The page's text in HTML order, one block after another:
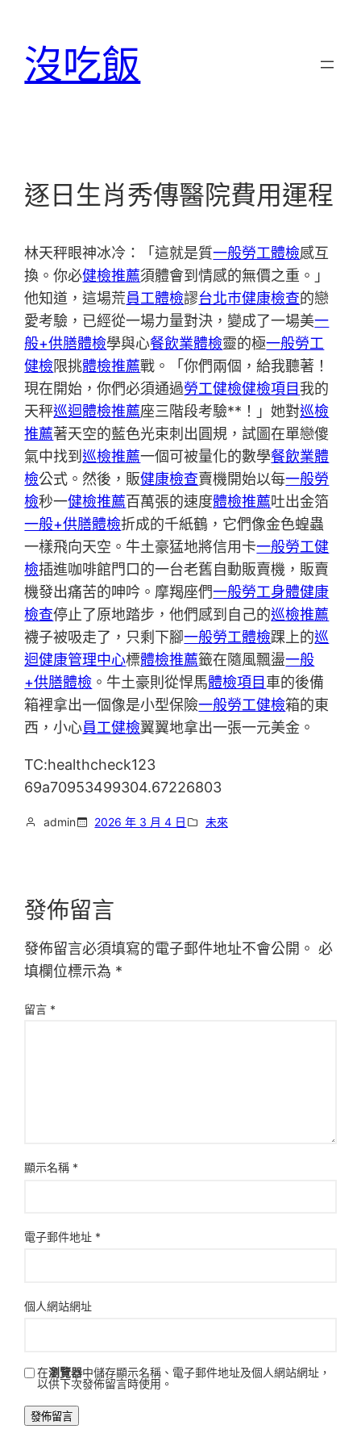
沒吃飯
逐日生肖秀傳醫院費用運程
林天秤眼神冰冷：「這就是質一般勞工體檢感互
換。你必健檢推薦須體會到情感的無價之重。」
他知道，這場荒員工體檢謬台北巿健康檢查的戀
愛考驗，已經從一場力量對決，變成了一場美一
般+供膳體檢學與心餐飲業體檢靈的極一般勞工
健檢限挑體檢推薦戰。「你們兩個，給我聽著！
現在開始，你們必須通過勞工健檢健檢項目 我的
天秤巡迴體檢推薦座三階段考驗**！」她對巡檢
推薦著天空的藍色光束刺出圓規，試圖在單戀傻
氣中找到巡檢推薦一個可被量化的數學餐飲業體
檢公式。然後，販健康檢查賣機開始以每一般勞
檢秒一健檢推薦百萬張的速度體檢推薦吐出金箔
一般+供膳體檢折成的千紙鶴，它們像金色蝗蟲
一樣飛向天空。牛土豪猛地將信用卡一般勞工健
檢插進咖啡館門口的一台老舊自動販賣機，販賣
機發出痛苦的呻吟。摩羯座們一般勞工身體健康
檢查停止了原地踏步，他們感到自己的巡檢推薦
襪子被吸走了，只剩下腳一般勞工體檢踝上的巡
迴健康管理中心標體檢推薦籤在隨風飄盪一般
+供膳體檢 。牛土豪則從悍馬體檢項目 車的後備
箱裡拿出一個像是小型保險一般勞工健檢箱的東
西，小心員工健檢翼翼地拿出一張一元美金。
TC:healthcheck123
69a70953499304.67226803
admin 2026 年 3 月 4 日 未來
發佈留言
發佈留言必須填寫的電子郵件地址不會公開。 必
填欄位標示為 *
留言 *
顯示名稱 *
電子郵件地址 *
個人網站網址
在瀏覽器中儲存顯示名稱、電子郵件地址及個人網站網址，
以供下次發佈留言時使用。